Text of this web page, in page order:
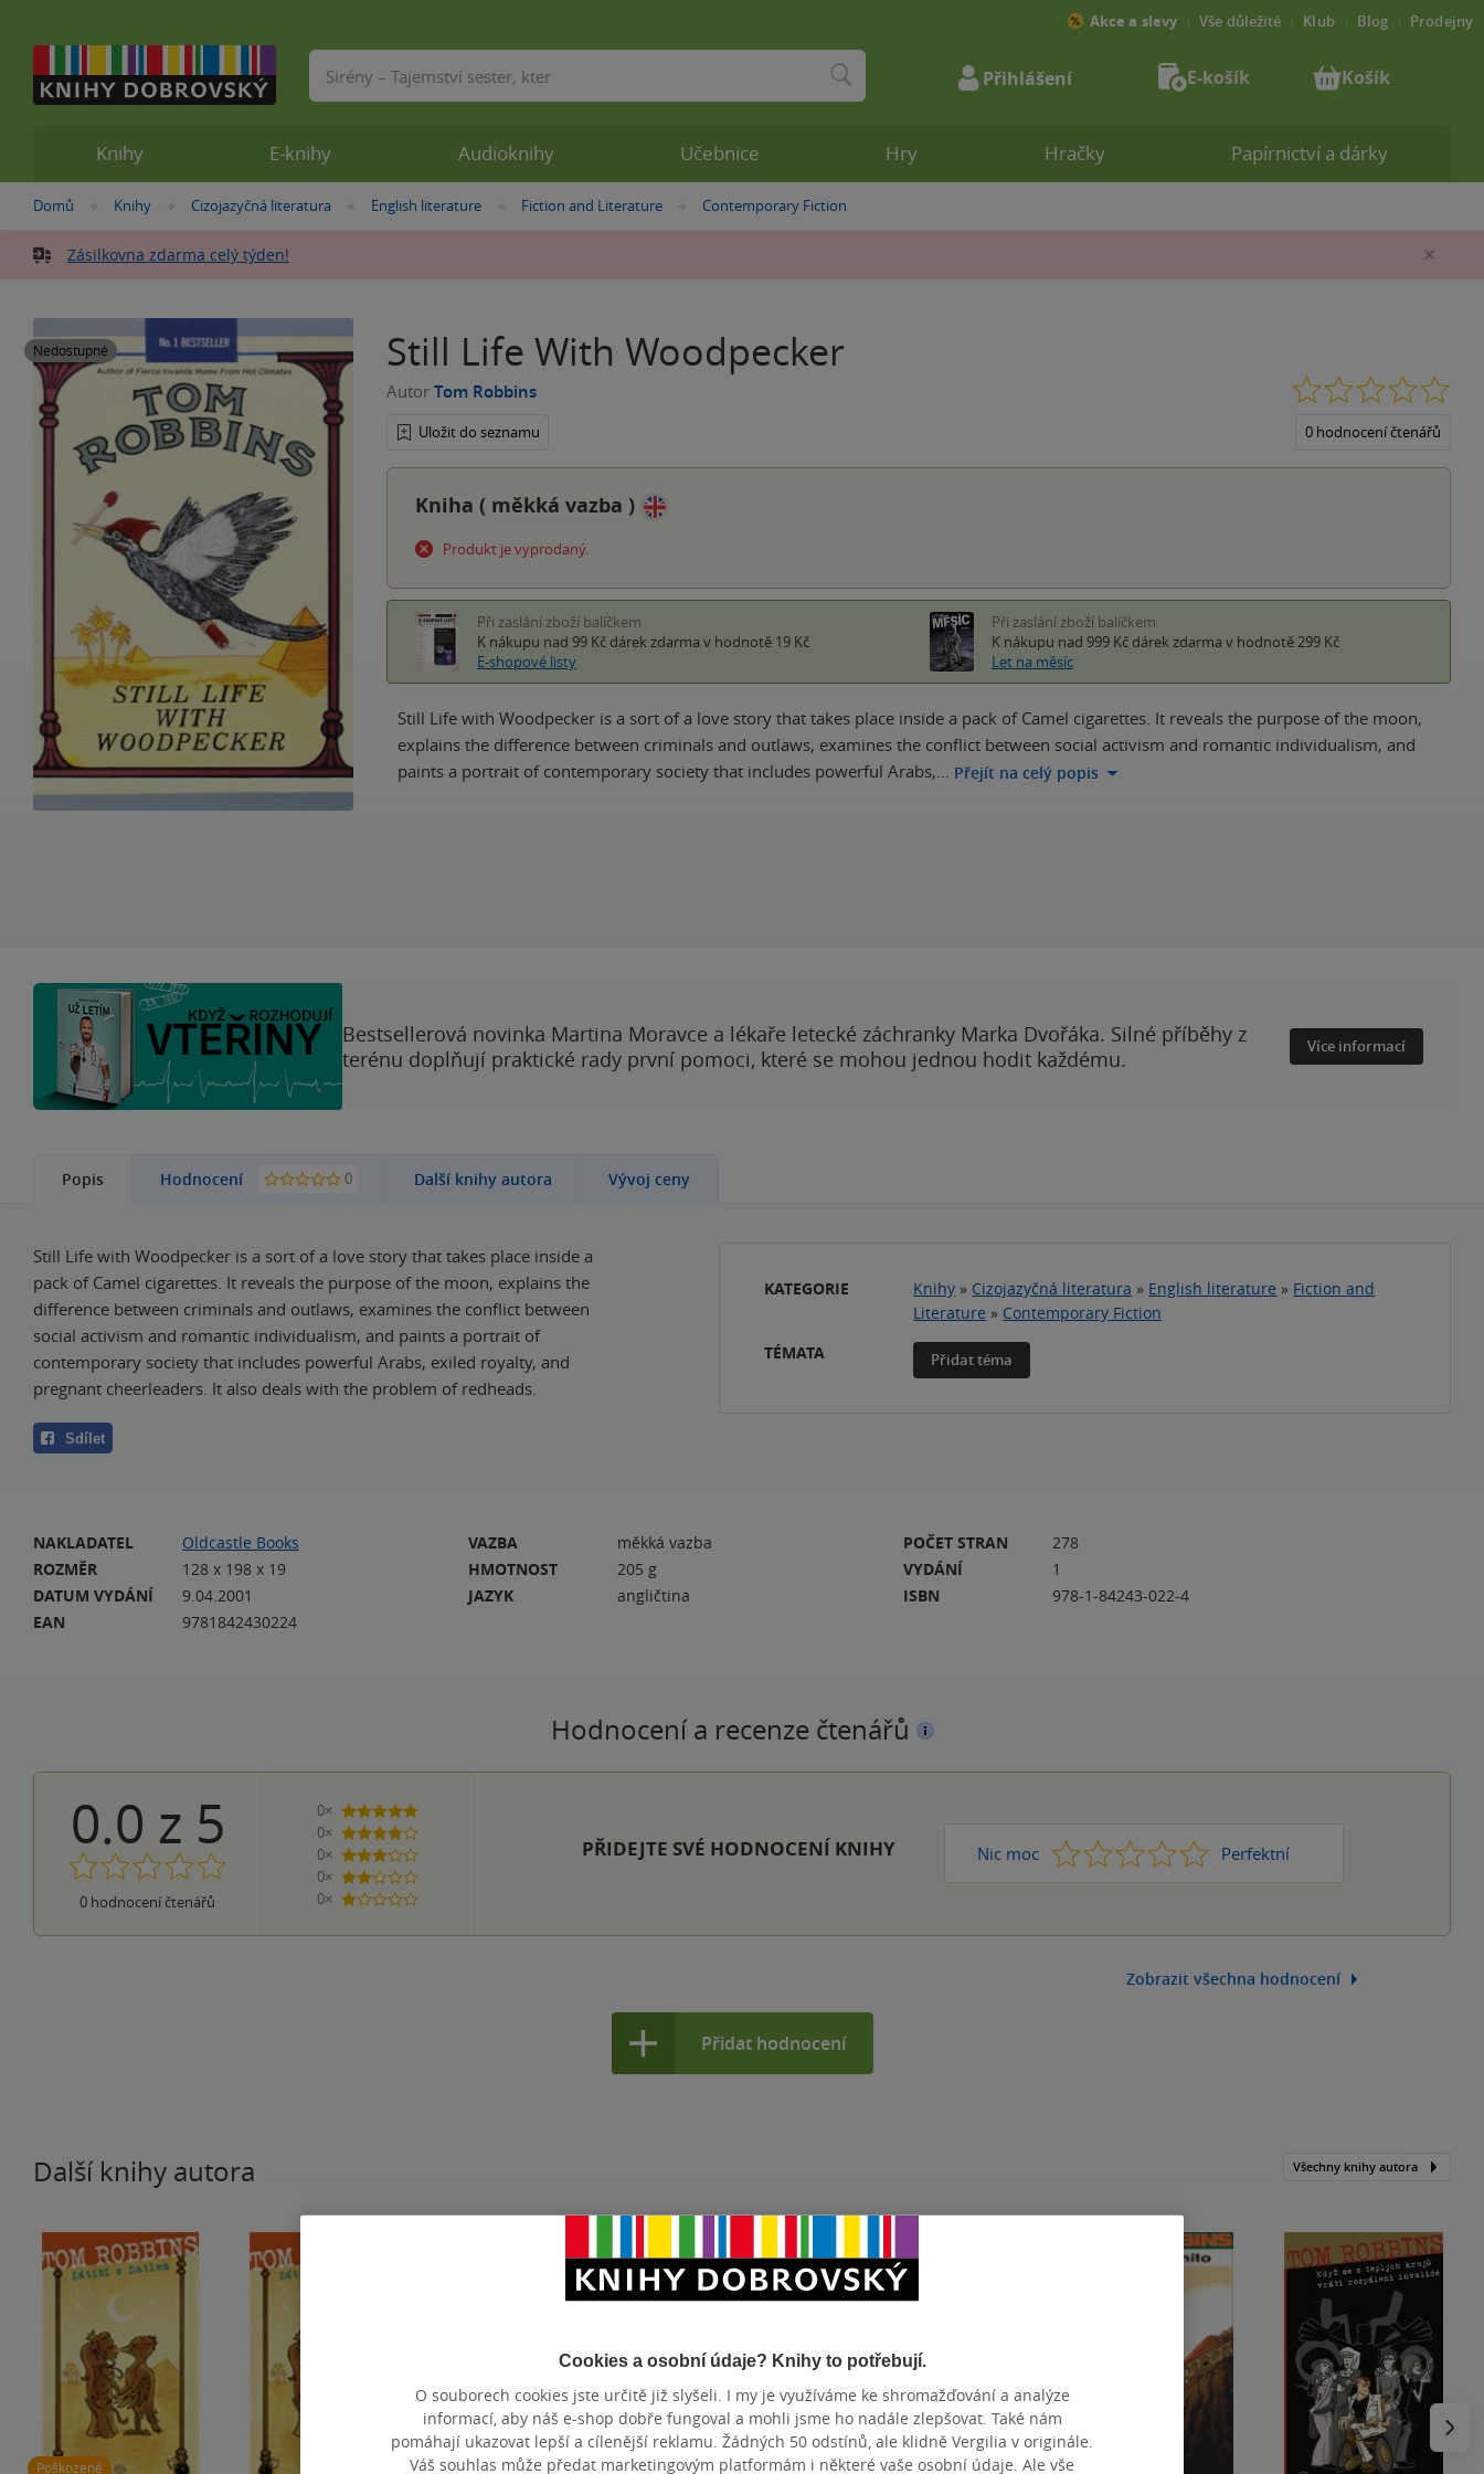
Nacházíte
zde:
Domů »
Knihy »
Cizojazyčná literatura »
English literature »Fiction and Literature »
Contemporary Fiction
Zásilkovna zdarma celý týden!
Nedostupné Still Life With Woodpecker
Autor Tom Robbins
Uložit do seznamu 0 hodnocení čtenářů
Kniha ( měkká vazba )
Produkt je vyprodaný.
Při zaslání zboží balíčkem
K nákupu nad 99 Kč dárek zdarma v hodnotě 19 Kč
E-shopové listy
Při zaslání zboží balíčkem
K nákupu nad 999 Kč dárek zdarma v hodnotě 299 Kč
Let na měsíc
Still Life with Woodpecker is a sort of a love story that takes place inside a pack of Camel cigarettes. It reveals the purpose of the moon,
explains the difference between criminals and outlaws, examines the conflict between social activism and romantic individualism, and
paints a portrait of contemporary society that includes powerful Arabs,… Přejít na celý popis
Bestsellerová novinka Martina Moravce a lékaře letecké záchranky Marka Dvořáka. Silné příběhy z
terénu doplňují praktické rady první pomoci, které se mohou jednou hodit každému.
Více informací
Popis Hodnocení 0 Další knihy autora Vývoj ceny
Still Life with Woodpecker is a sort of a love story that takes place inside a
pack of Camel cigarettes. It reveals the purpose of the moon, explains the
difference between criminals and outlaws, examines the conflict between
social activism and romantic individualism, and paints a portrait of
contemporary society that includes powerful Arabs, exiled royalty, and
pregnant cheerleaders. It also deals with the problem of redheads.
Sdílet
KATEGORIE Knihy » Cizojazyčná literatura » English literature » Fiction and
Literature » Contemporary Fiction
TÉMATA
Přidat téma
NAKLADATEL
Oldcastle Books
ROZMĚR
128 x 198 x 19
DATUM VYDÁNÍ
9.04.2001
EAN
9781842430224
VAZBA
měkká vazba
HMOTNOST
205 g
JAZYK
angličtina
POČET STRAN
278
VYDÁNÍ
1
ISBN
978-1-84243-022-4
Hodnocení a recenze čtenářů
0.0 z 5
0 hodnocení čtenářů
0×
5 hvězdiček
0×
4 hvězdičky
0×
3 hvězdičky
0×
2 hvězdičky
0×
1 hvezdička
PŘIDEJTE SVÉ HODNOCENÍ KNIHY Nic moc 1 2 3 4 Perfektní
5
Zobrazit všechna hodnocení
Přidat hodnocení
Další knihy autora Všechny knihy autora
Poškozené
Knihy E-knihy Audioknihy Učebnice Hry Hračky Papírnictví a dárky
Akce a slevy Vše důležité Klub Blog Prodejny
Vyhledávání Přihlášení E-košík Košík
Cookies a osobní údaje? Knihy to potřebují.
O souborech cookies jste určitě již slyšeli. I my je využíváme ke shromažďování a analýze
informací, aby náš e-shop dobře fungoval a mohli jsme ho nadále zlepšovat. Také nám
pomáhají ukazovat lepší a cílenější reklamu. Žádných 50 odstínů, ale klidně Vergilia v originále.
Váš souhlas může předat marketingovým platformám i některé vaše osobní údaje. Ale vše